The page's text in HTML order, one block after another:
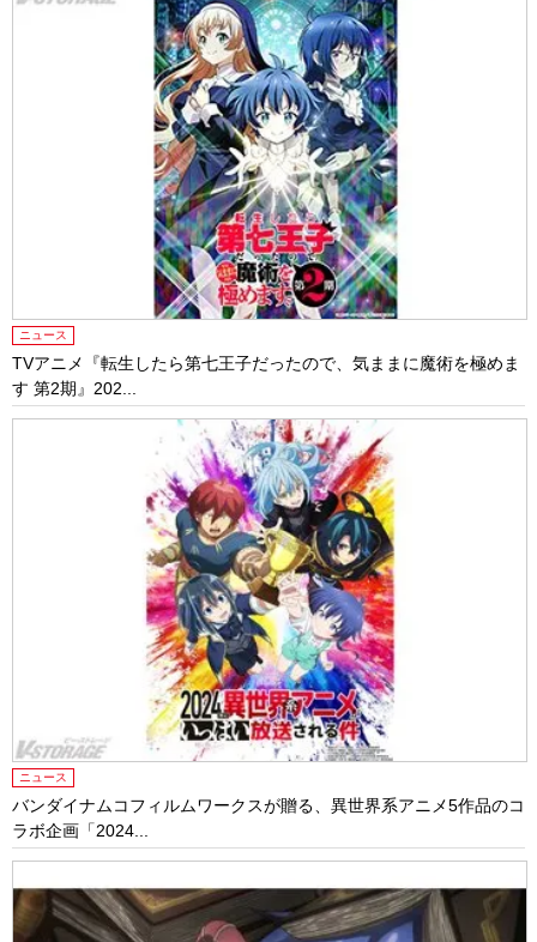
ニュース
TVアニメ『転生したら第七王子だったので、気ままに魔術を極めま
す 第2期』202...
ニュース
バンダイナムコフィルムワークスが贈る、異世界系アニメ5作品のコ
ラボ企画「2024...